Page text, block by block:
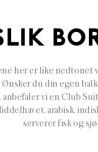
her er like nedtonet
Ønsker du din egen
anbefaler vi en Club
arabisk,
serverer fisk og